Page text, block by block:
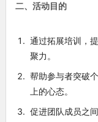
二、活动目的
通过拓展培训，
聚力。
帮助参与者突破
上的心态。
促进团队成员之